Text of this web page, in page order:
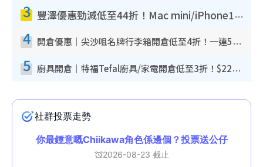
3 豐澤優惠勁減低至44折！Mac mini/iPhone17Pro大減價！廚房家電$220起
4 開倉優惠｜尖沙咀名牌行李箱開倉低至4折！一連5日 American Tourister/ace./Hallmark $200起！
5 廚具開倉｜特福Tefal廚具/家電開倉低至3折！$220起買平底鍋/炒鑊/湯煲！電飯煲/吸塵機/燙斗$418起